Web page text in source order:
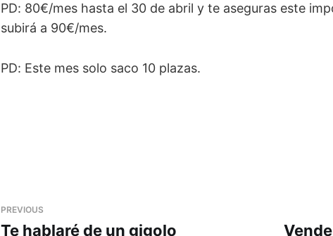
PD: 80€/mes hasta el 30 de abril y te aseguras este
subirá a 90€/mes.
PD: Este mes solo saco 10 plazas.
PREVIOUS
Te hablaré de un gigolo